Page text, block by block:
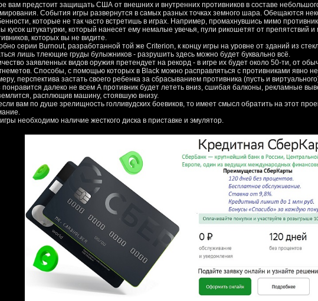
вам предстоит защищать США от внешних и внутренних противников в составе
События игры развернутся в самых разных точках земного шара. Обещаются
которые не так часто встретишь в играх. Например, промахнувшись мимо
кусок штукатурки, который нанесет ему немалые увечья, пули рикошетят от препятствий и
которых вы не видите.
серии Burnout, разработанной той же Criterion, к концу игры на уровне от зданий из
лишь тлеющие груды булыжников - разрушить здесь можно будет буквально всё.
заявленных видов оружия претендует на рекорд - в игре их будет около 50-ти, от
Способы, с помощью которых в Black можно расправляться с противниками явно
перспектива застать своего ребенка за сбрасыванием противника (пусть и
понравится далеко не всем А противник будет лететь вниз, сшибая балконы, рекламные
расплющив машину, стоявшую внизу.
вам по душе зрелищность голливудских боевиков, то имеет смысл обратить на этот
необходимо наличие жесткого диска в приставке и эмулятор.